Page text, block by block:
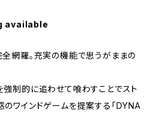
available
全網羅。充実の機能で思うがままの
強制的に追わせて喰わすことでスト
ワインドゲームを提案する「DYNA